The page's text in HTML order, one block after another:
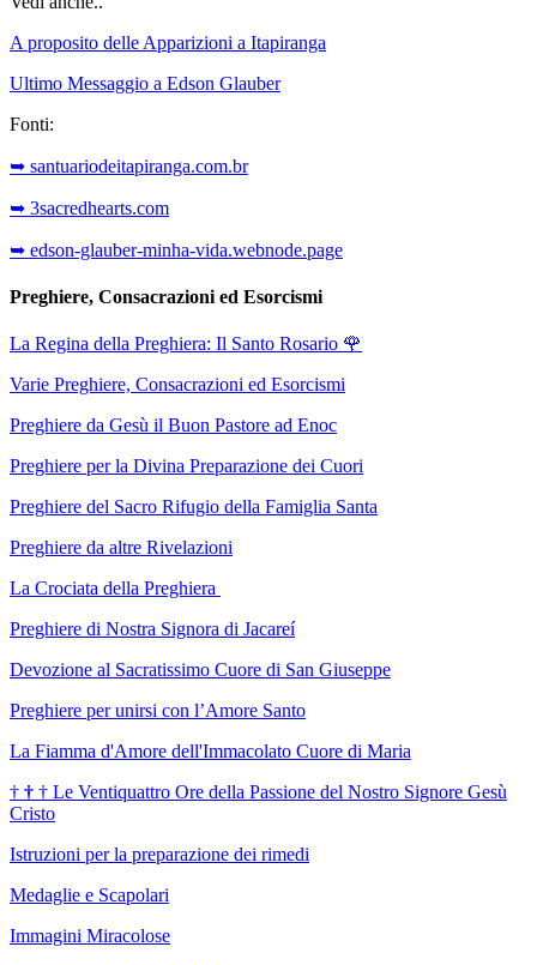
A proposito delle Apparizioni a Itapiranga
Ultimo Messaggio a Edson Glauber
Fonti:
➥ santuariodeitapiranga.com.br
➥ 3sacredhearts.com
➥ edson-glauber-minha-vida.webnode.page
Preghiere, Consacrazioni ed Esorcismi
La Regina della Preghiera: Il Santo Rosario 🌹
Varie Preghiere, Consacrazioni ed Esorcismi
Preghiere da Gesù il Buon Pastore ad Enoc
Preghiere per la Divina Preparazione dei Cuori
Preghiere del Sacro Rifugio della Famiglia Santa
Preghiere da altre Rivelazioni
La Crociata della Preghiera
Preghiere di Nostra Signora di Jacareí
Devozione al Sacratissimo Cuore di San Giuseppe
Preghiere per unirsi con l’Amore Santo
La Fiamma d'Amore dell'Immacolato Cuore di Maria
† † † Le Ventiquattro Ore della Passione del Nostro Signore Gesù
Cristo
Istruzioni per la preparazione dei rimedi
Medaglie e Scapolari
Immagini Miracolose